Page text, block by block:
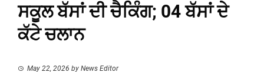
ਸਕੂਲ ਬੱਸਾਂ ਦੀ ਚੈਕਿੰਗ; 04 ਬੱਸਾਂ ਦੇ
ਕੱਟੇ ਚਲਾਨ
May 22, 2026 by News Editor